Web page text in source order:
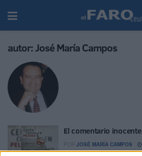
autor:José María Campos
El comentario inocente
JOSÉ MARÍA CAMPOS